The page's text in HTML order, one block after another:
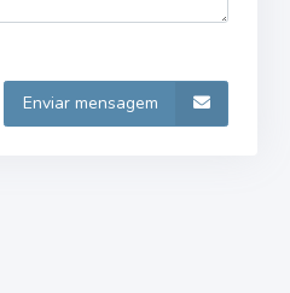
Enviar mensagem